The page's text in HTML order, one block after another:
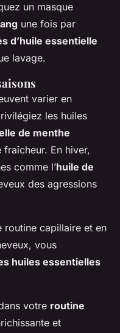
un masque
une fois par
d’huile essentielle
lavage.
varier en
les huiles
de menthe
En hiver,
comme l’huile de
des agressions
routine capillaire et en
vous
huiles essentielles
votre routine
et